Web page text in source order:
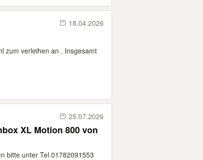
18.04.2026
zum verleihen an . Insgesamt
25.07.2026
XL Motion 800 von
bitte unter Tel 01782091553